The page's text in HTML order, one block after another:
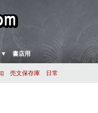
▼ 書店用
売文保存庫 日常